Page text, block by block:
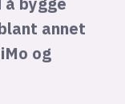
annet
og